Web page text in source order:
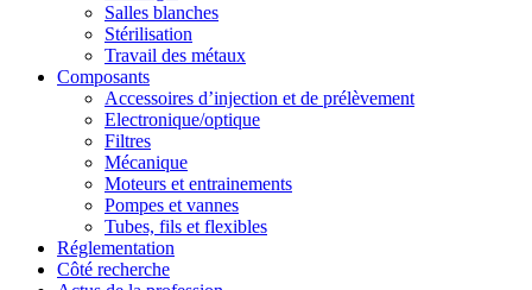
Salles blanches
Stérilisation
Travail des métaux
Composants
Accessoires d’injection et de prélèvement
Electronique/optique
Filtres
Mécanique
Moteurs et entrainements
Pompes et vannes
Tubes, fils et flexibles
Réglementation
Côté recherche